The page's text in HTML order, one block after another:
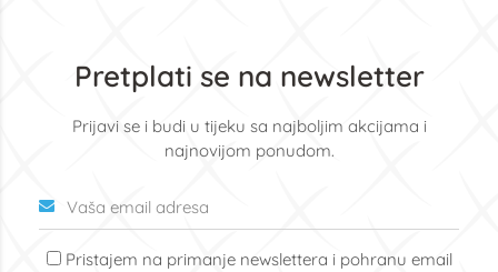
Pretplati se na newsletter
Prijavi se i budi u tijeku sa najboljim akcijama i
najnovijom ponudom.
Pristajem na primanje newslettera i pohranu email